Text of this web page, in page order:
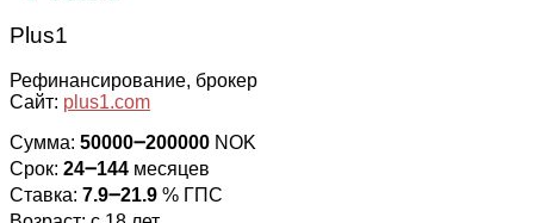
Plus1
Рефинансирование, брокер
Сайт: plus1.com
Сумма: 50000౼200000 NOK
Срок: 24౼144 месяцев
Ставка: 7.9౼21.9 % ГПС